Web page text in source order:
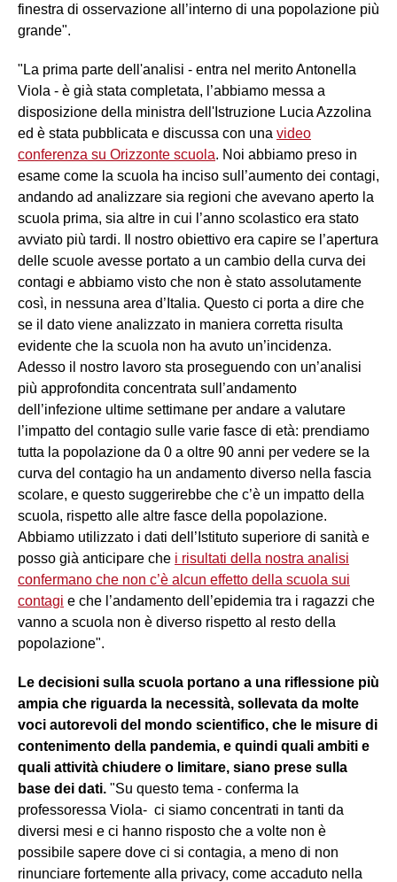
finestra di osservazione all’interno di una popolazione più
grande".
"La prima parte dell'analisi - entra nel merito Antonella
Viola - è già stata completata, l’abbiamo messa a
disposizione della ministra dell'Istruzione Lucia Azzolina
ed è stata pubblicata e discussa con una video
conferenza su Orizzonte scuola. Noi abbiamo preso in
esame come la scuola ha inciso sull’aumento dei contagi,
andando ad analizzare sia regioni che avevano aperto la
scuola prima, sia altre in cui l’anno scolastico era stato
avviato più tardi. Il nostro obiettivo era capire se l’apertura
delle scuole avesse portato a un cambio della curva dei
contagi e abbiamo visto che non è stato assolutamente
così, in nessuna area d’Italia. Questo ci porta a dire che
se il dato viene analizzato in maniera corretta risulta
evidente che la scuola non ha avuto un’incidenza.
Adesso il nostro lavoro sta proseguendo con un’analisi
più approfondita concentrata sull’andamento
dell’infezione ultime settimane per andare a valutare
l’impatto del contagio sulle varie fasce di età: prendiamo
tutta la popolazione da 0 a oltre 90 anni per vedere se la
curva del contagio ha un andamento diverso nella fascia
scolare, e questo suggerirebbe che c’è un impatto della
scuola, rispetto alle altre fasce della popolazione.
Abbiamo utilizzato i dati dell’Istituto superiore di sanità e
posso già anticipare che i risultati della nostra analisi
confermano che non c’è alcun effetto della scuola sui
contagi e che l’andamento dell’epidemia tra i ragazzi che
vanno a scuola non è diverso rispetto al resto della
popolazione".
Le decisioni sulla scuola portano a una riflessione più
ampia che riguarda la necessità, sollevata da molte
voci autorevoli del mondo scientifico, che le misure di
contenimento della pandemia, e quindi quali ambiti e
quali attività chiudere o limitare, siano prese sulla
base dei dati. "Su questo tema - conferma la
professoressa Viola- ci siamo concentrati in tanti da
diversi mesi e ci hanno risposto che a volte non è
possibile sapere dove ci si contagia, a meno di non
rinunciare fortemente alla privacy, come accaduto nella